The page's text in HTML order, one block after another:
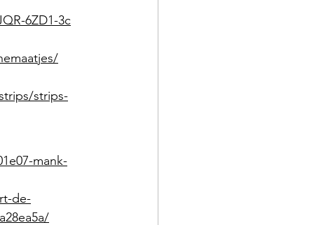
6ZD1-3c
strips-
mank-
de-